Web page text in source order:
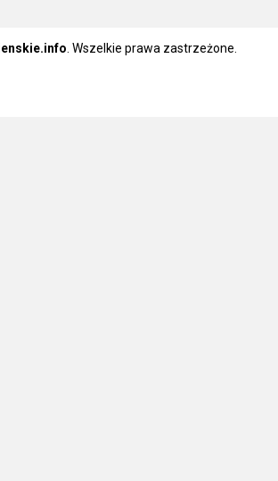
. Wszelkie prawa zastrzeżone.